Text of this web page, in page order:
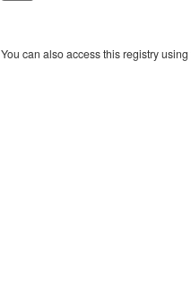
You can also access this registry using